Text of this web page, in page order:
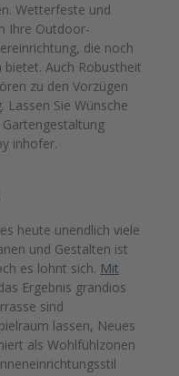
Wetterfeste und
Ihre Outdoor-
die noch
Auch Robustheit
zu den Vorzügen
Sie Wünsche
inhofer.
heute unendlich viele
und Gestalten ist
es lohnt sich. Mit
Ergebnis grandios
sind
lassen, Neues
als Wohlfühlzonen